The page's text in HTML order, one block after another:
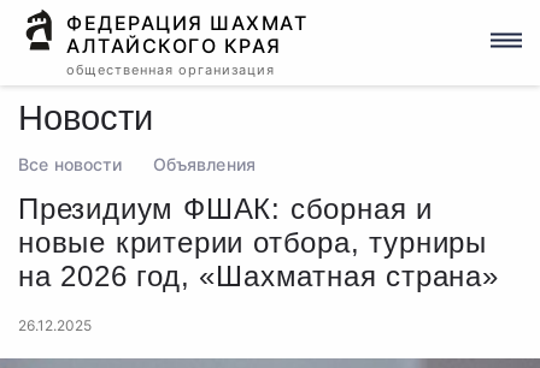
ФЕДЕРАЦИЯ ШАХМАТ
АЛТАЙСКОГО КРАЯ
общественная организация
Новости
Все новости Объявления
Президиум ФШАК: сборная и
новые критерии отбора, турниры
на 2026 год, «Шахматная страна»
26.12.2025